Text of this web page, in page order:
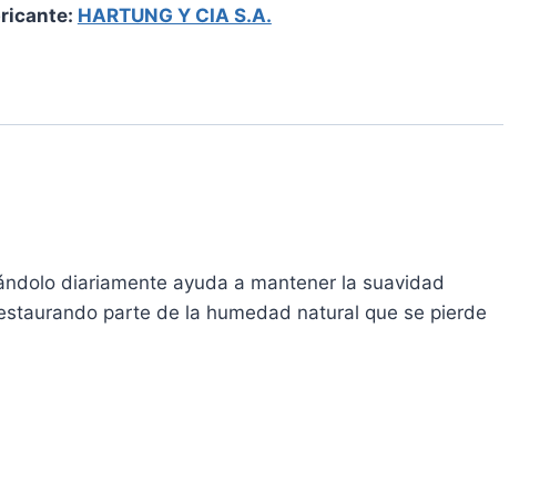
HARTUNG Y CIA S.A.
diariamente ayuda a mantener la suavidad
parte de la humedad natural que se pierde